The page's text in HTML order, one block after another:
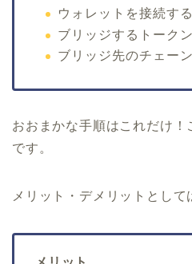
ウォレットを接続する
ブリッジするトーク
ブリッジ先のチェー
おおまかな手順はこれだけ
です。
メリット・デメリットとして